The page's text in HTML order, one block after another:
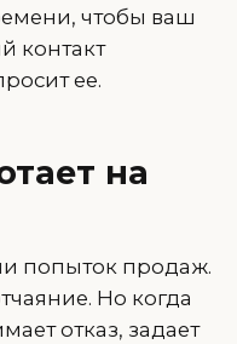
чтобы ваш
контакт
ее.
на
попыток продаж.
Но когда
отказ, задает